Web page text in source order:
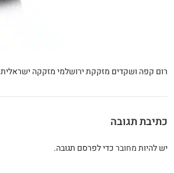
רום קפה ושקדים מזקקת ירושלמי מזקקה ישראלית
כתיבת תגובה
יש להיותמחוברכדי לפרסם תגובה.